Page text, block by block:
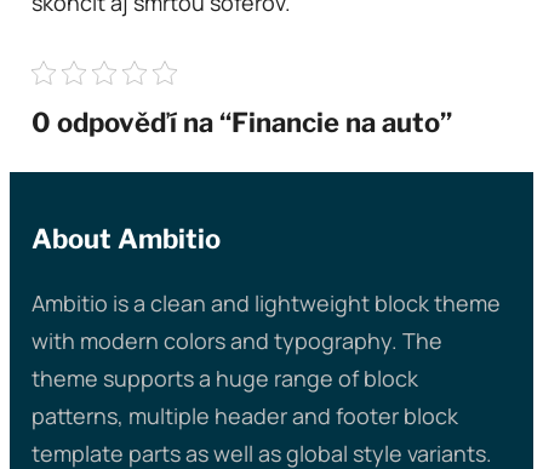
0 odpověďí na “Financie na auto”
About Ambitio
Ambitio is a clean and lightweight block theme
with modern colors and typography. The
theme supports a huge range of block
patterns, multiple header and footer block
template parts as well as global style variants.